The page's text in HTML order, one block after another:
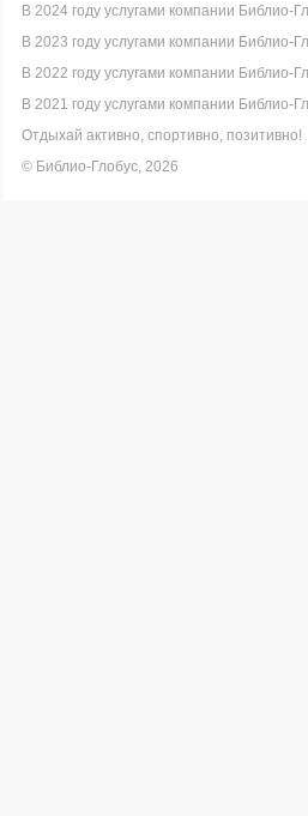
В 2024 году услугами компании Библио-
В 2023 году услугами компании Библио-
В 2022 году услугами компании Библио-
В 2021 году услугами компании Библио-
Отдыхай активно, спортивно, позитивно!
© Библио-Глобус, 2026